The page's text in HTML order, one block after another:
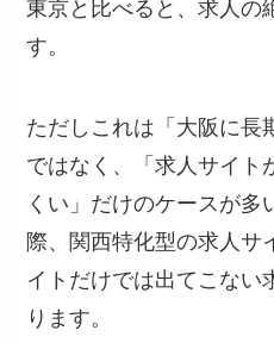
東京と比べると、求人の
す。
ただしこれは「大阪に長
ではなく、「求人サイト
くい」だけのケースが多
際、関西特化型の求人サ
イトだけでは出てこない
ります。